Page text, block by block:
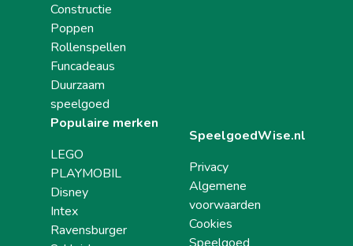
Constructie
Poppen
Rollenspellen
Funcadeaus
Duurzaam
speelgoed
Populaire merken
LEGO
PLAYMOBIL
Disney
Intex
Ravensburger
SpeelgoedWise.nl
Privacy
Algemene
voorwaarden
Cookies